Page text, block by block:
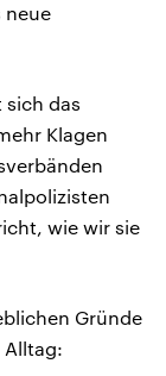
neue
sich das
Klagen
wie wir sie
Gründe